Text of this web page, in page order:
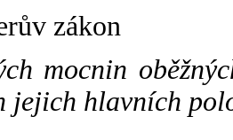
zákon
mocnin
jejich hlavních